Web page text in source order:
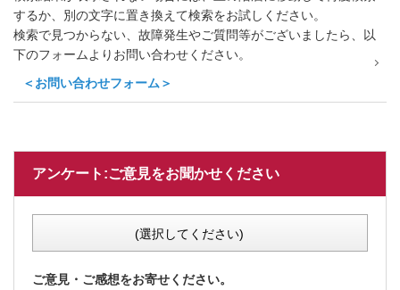
するか、別の文字に置き換えて検索をお試しください。
検索で見つからない、故障発生やご質問等がございましたら、以
下のフォームよりお問い合わせください。
＜お問い合わせフォーム＞
アンケート:ご意見をお聞かせください
(選択してください)
ご意見・ご感想をお寄せください。